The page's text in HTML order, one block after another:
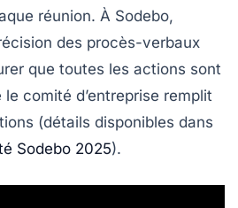
réunion. À Sodebo,
des procès-verbaux
que toutes les actions sont
comité d’entreprise remplit
(détails disponibles dans
Sodebo 2025).